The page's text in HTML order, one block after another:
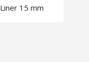
Liner 15 mm